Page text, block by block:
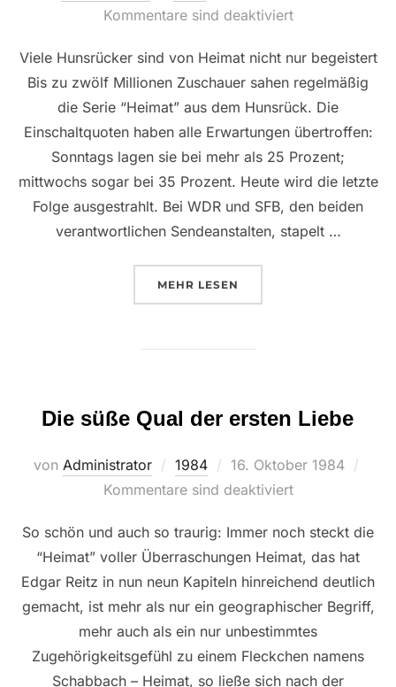
am
Kommentare sind deaktiviert
Viele Hunsrücker sind von Heimat nicht nur begeistert
Bis zu zwölf Millionen Zuschauer sahen regelmäßig
die Serie “Heimat” aus dem Hunsrück. Die
Einschaltquoten haben alle Erwartungen übertroffen:
Sonntags lagen sie bei mehr als 25 Prozent;
mittwochs sogar bei 35 Prozent. Heute wird die letzte
Folge ausgestrahlt. Bei WDR und SFB, den beiden
verantwortlichen Sendeanstalten, stapelt …
MEHR ÜBER ““PFUI, PFUI –
LESEN
Die süße Qual der ersten Liebe
von Administrator 1984
Veröffentlicht
am
16. Oktober 1984
Kommentare sind deaktiviert
So schön und auch so traurig: Immer noch steckt die
“Heimat” voller Überraschungen Heimat, das hat
Edgar Reitz in nun neun Kapiteln hinreichend deutlich
gemacht, ist mehr als nur ein geographischer Begriff,
mehr auch als ein nur unbestimmtes
Zugehörigkeitsgefühl zu einem Fleckchen namens
Schabbach – Heimat, so ließe sich nach der